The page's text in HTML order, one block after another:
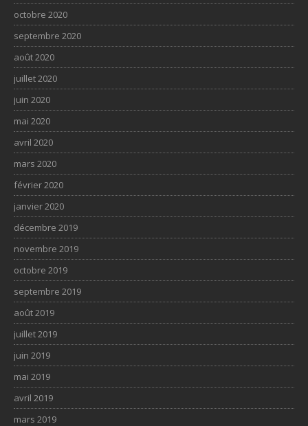
octobre 2020
septembre 2020
août 2020
juillet 2020
juin 2020
mai 2020
avril 2020
mars 2020
février 2020
janvier 2020
décembre 2019
novembre 2019
octobre 2019
septembre 2019
août 2019
juillet 2019
juin 2019
mai 2019
avril 2019
mars 2019